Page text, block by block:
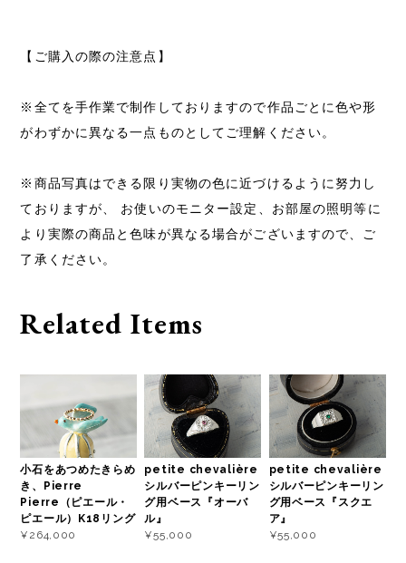
【ご購入の際の注意点】
※全てを手作業で制作しておりますので作品ごとに色や形
がわずかに異なる一点ものとしてご理解ください。
※商品写真はできる限り実物の色に近づけるように努力し
ておりますが、 お使いのモニター設定、お部屋の照明等に
より実際の商品と色味が異なる場合がございますので、ご
了承ください。
Related Items
小石をあつめたきらめ
き、Pierre
Pierre（ピエール・
ピエール）K18リング
¥264,000
petite chevalière
シルバーピンキーリン
グ用ベース『オーバ
ル』
¥55,000
petite chevalière
シルバーピンキーリン
グ用ベース『スクエ
ア』
¥55,000